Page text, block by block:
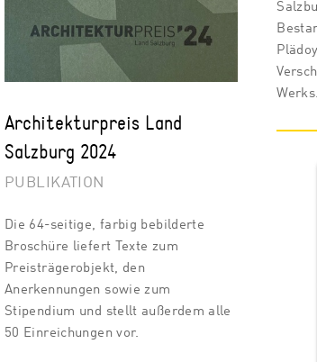
Werks.
Architekturpreis Land
Salzburg 2024
PUBLIKATION
Die 64-seitige, farbig bebilderte
Broschüre liefert Texte zum
Preisträgerobjekt, den
Anerkennungen sowie zum
Stipendium und stellt außerdem alle
50 Einreichungen vor.